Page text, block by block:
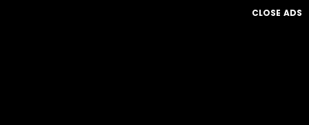
CLOSE ADS